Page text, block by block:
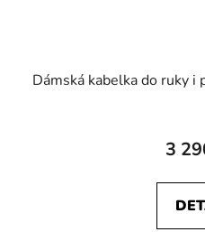
Dámská kabelka do ruky i
3